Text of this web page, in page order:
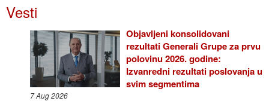
Vesti
Objavljeni konsolidovani
rezultati Generali Grupe za prvu
polovinu 2026. godine:
Izvanredni rezultati poslovanja u
svim segmentima
7 Aug 2026